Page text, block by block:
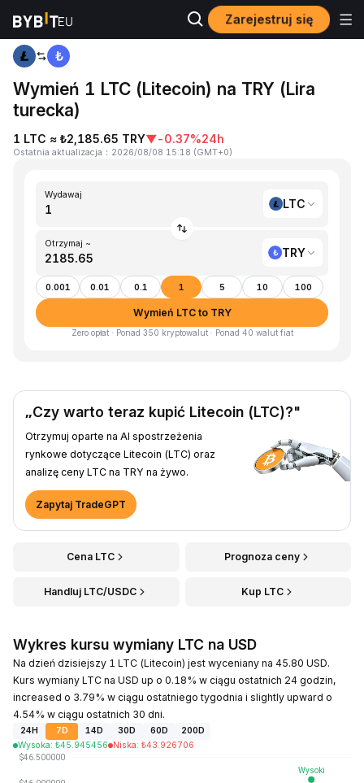
Zarejestruj się
Strona główna
Wymień 1 LTC (Litecoin) na TRY (Lira
turecka)
1 LTC ≈ ₺2,185.65 TRY▼-0.37%24h
Ostatnia aktualizacja ： 2026/08/08 15:18 (GMT+0)
Wydawaj
LTC
Otrzymaj ~
TRY
0.001 0.01 0.1 1 5 10 100
Wymień LTC to TRY
Zero opłat · Ponad 350 kryptowalut · Ponad 40 walut fiat
„Czy warto teraz kupić Litecoin (LTC)?"
Otrzymuj oparte na AI spostrzeżenia
rynkowe dotyczące Litecoin (LTC) oraz
analizę ceny LTC na TRY na żywo.
Zapytaj TradeGPT
Cena LTC Prognoza ceny
Handluj LTC/USDC Kup LTC
Wykres kursu wymiany LTC na USD
Na dzień dzisiejszy 1 LTC (Litecoin) jest wyceniany na 45.80 USD.
Kurs wymiany LTC na USD up o 0.18% w ciągu ostatnich 24 godzin,
increased o 3.79% w ciągu ostatniego tygodnia i slightly upward o
4.54% w ciągu ostatnich 30 dni.
24H 7D 14D 30D 60D
200D
Wysoka: ₺45.945456 Niska: ₺43.926706